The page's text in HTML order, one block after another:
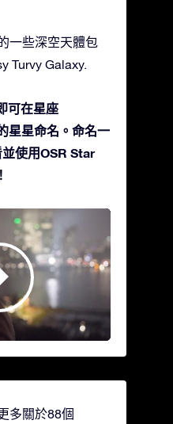
一些深空天體包
Turvy Galaxy.
可在星座
星星命名。命名一
使用OSR Star
多關於88個